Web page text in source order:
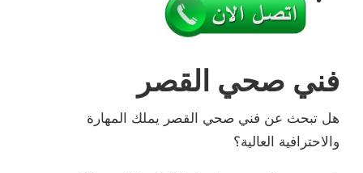
فني صحي القصر
هل تبحث عن فني صحي القصر يملك المهارة
والاحترافية العالية؟